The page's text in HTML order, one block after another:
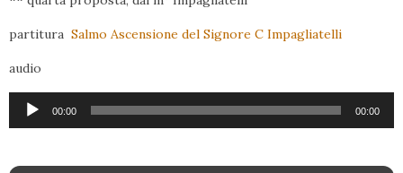
partitura Salmo Ascensione del Signore C Impagliatelli
audio
Audio
Player
00:00 00:00